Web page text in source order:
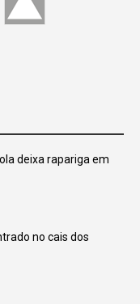
deixa rapariga em
no cais dos